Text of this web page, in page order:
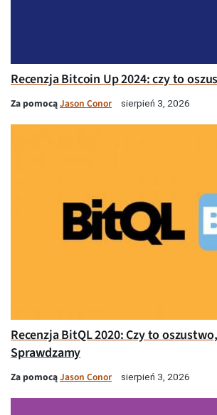
Recenzja Bitcoin Up 2024: czy to
Za pomocąJason Conor sierpień 3, 2026
Recenzja BitQL 2020: Czy to
Sprawdzamy
Za pomocąJason Conor sierpień 3, 2026